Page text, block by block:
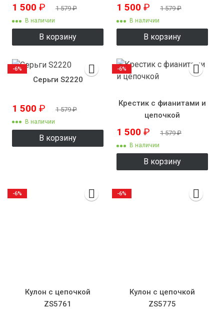
1 500 ₽ 1 579₽
В наличии
В корзину
1 500 ₽ 1 579₽
В наличии
В корзину
Серьги S2220
1 500 ₽ 1 579₽
В наличии
В корзину
-6%
Крестик с фианитами и
цепочкой
1 500 ₽ 1 579₽
В наличии
В корзину
-6%
Кулон с цепочкой
ZS5761
-6%
Кулон с цепочкой
ZS5775
-6%